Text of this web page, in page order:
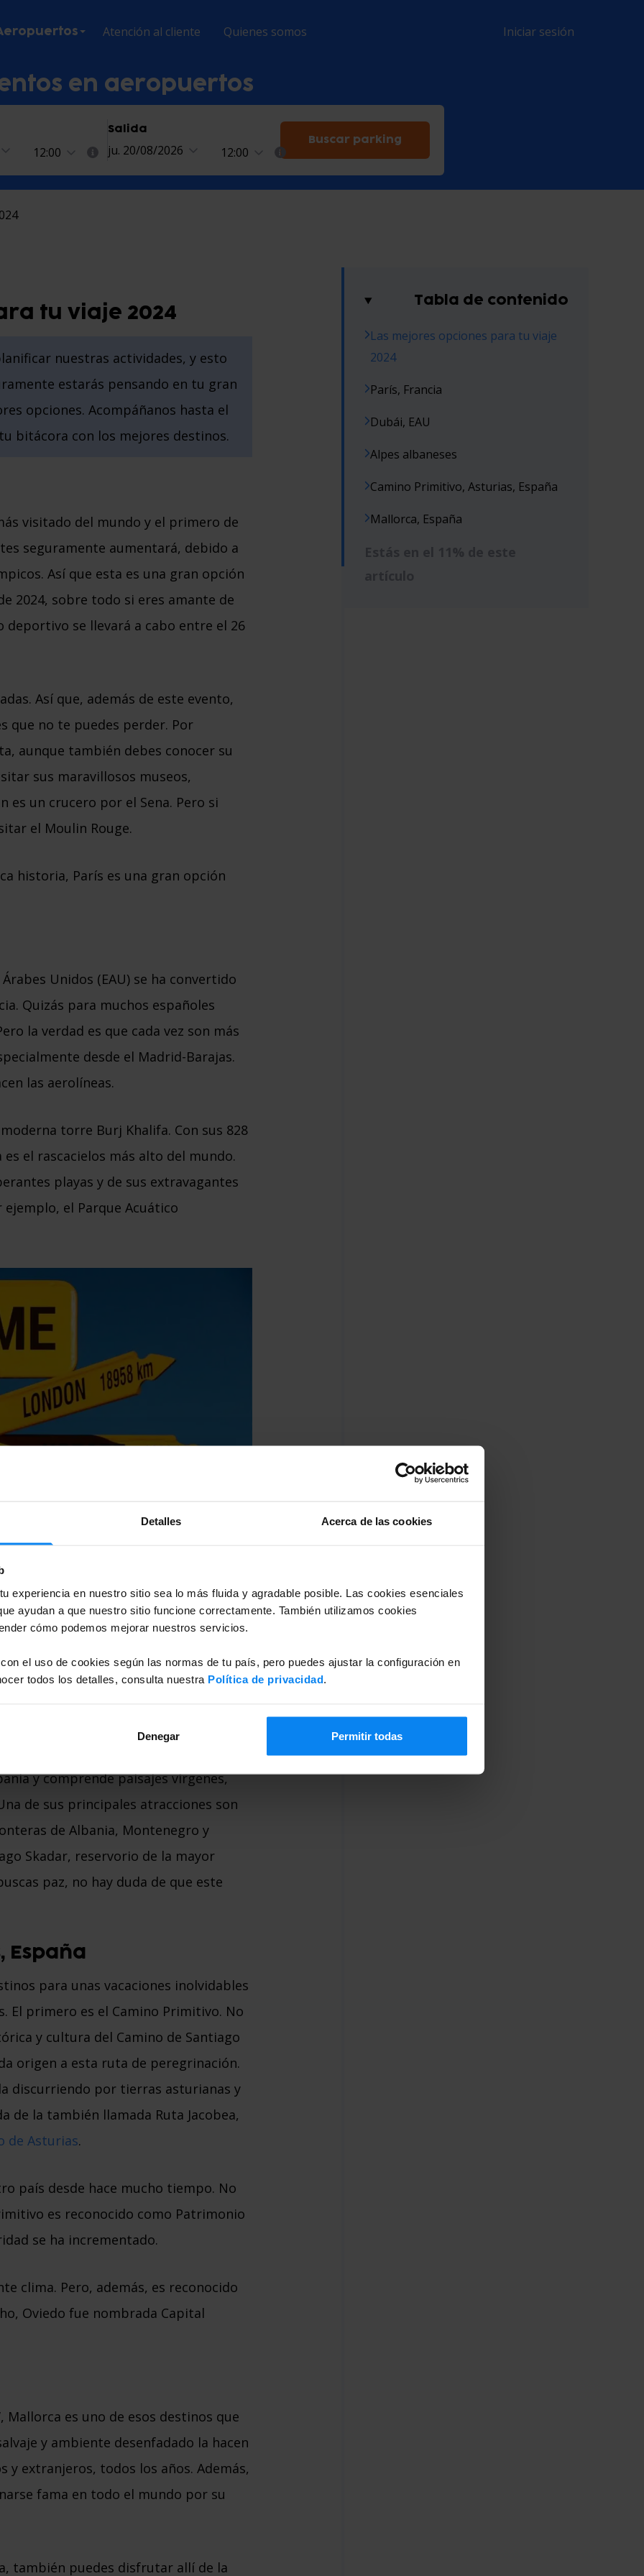
Detalles Acerca de las cookies
experiencia en nuestro sitio sea lo más fluida y agradable posible. Las cookies esenciales
ayudan a que nuestro sitio funcione correctamente. También utilizamos cookies
cómo podemos mejorar nuestros servicios.
el uso de cookies según las normas de tu país, pero puedes ajustar la configuración en
todos los detalles, consulta nuestra Política de privacidad.
Denegar Permitir todas
Atención al cliente Quienes somos Iniciar sesión
en aeropuertos
12:00
Salida
ju. 20/08/2026 12:00
Buscar parking
tu viaje 2024
nuestras actividades, y esto
estarás pensando en tu gran
opciones. Acompáñanos hasta el
bitácora con los mejores destinos.
visitado del mundo y el primero de
seguramente aumentará, debido a
Así que esta es una gran opción
2024, sobre todo si eres amante de
se llevará a cabo entre el 26
Así que, además de este evento,
que no te puedes perder. Por
aunque también debes conocer su
sus maravillosos museos,
es un crucero por el Sena. Pero si
el Moulin Rouge.
historia, París es una gran opción
Unidos (EAU) se ha convertido
Quizás para muchos españoles
la verdad es que cada vez son más
desde el Madrid-Barajas.
las aerolíneas.
torre Burj Khalifa. Con sus 828
el rascacielos más alto del mundo.
playas y de sus extravagantes
el Parque Acuático
te debes perder en 2024 son los Alpes
compite en belleza con otros
e italianos.
y comprende paisajes vírgenes,
de sus principales atracciones son
de Albania, Montenegro y
Skadar, reservorio de la mayor
paz, no hay duda de que este
España
para unas vacaciones inolvidables
El primero es el Camino Primitivo. No
y cultura del Camino de Santiago
origen a esta ruta de peregrinación.
discurriendo por tierras asturianas y
de la también llamada Ruta Jacobea,
de Asturias.
país desde hace mucho tiempo. No
es reconocido como Patrimonio
se ha incrementado.
clima. Pero, además, es reconocido
Oviedo fue nombrada Capital
Mallorca es uno de esos destinos que
y ambiente desenfadado la hacen
extranjeros, todos los años. Además,
fama en todo el mundo por su
también puedes disfrutar allí de la
Tabla de contenido
Las mejores opciones para tu viaje
2024
París, Francia
Dubái, EAU
Alpes albaneses
Camino Primitivo, Asturias, España
Mallorca, España